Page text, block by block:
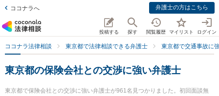
ココナラへ 弁護士の方はこちら
投稿する 探す 閲覧履歴 マイリスト ログイン
ココナラ法律相談 東京都で法律相談できる弁護士 東京都で交通事故に
東京都の保険会社との交渉に強い弁護士
東京都で保険会社との交渉に強い弁護士が961名見つかりました。初回面談無